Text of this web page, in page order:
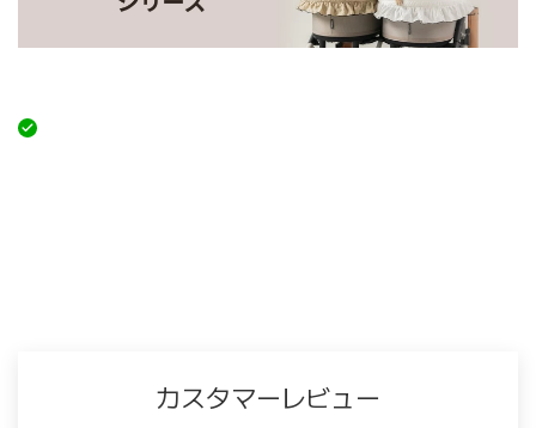
カスタマーレビュー